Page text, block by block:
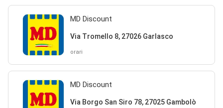
MD Discount
Via Tromello 8, 27026 Garlasco
orari
MD Discount
Via Borgo San Siro 78, 27025 Gambolò